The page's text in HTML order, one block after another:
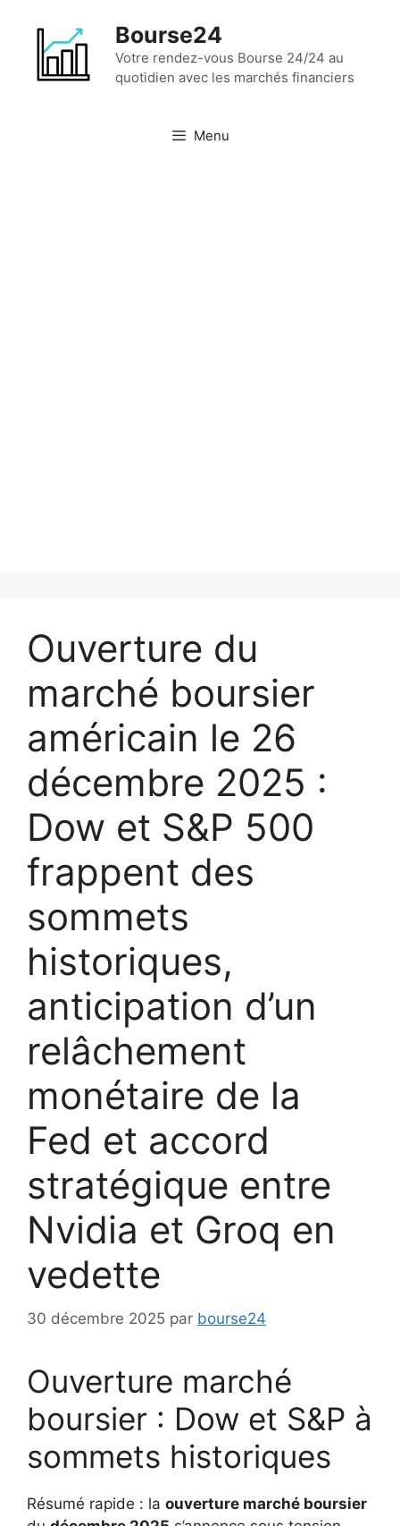
contenu
Bourse24
Votre rendez-vous Bourse 24/24 au
quotidien avec les marchés financiers
Menu
Ouverture du
marché boursier
américain le 26
décembre 2025 :
Dow et S&P 500
frappent des
sommets
historiques,
anticipation d’un
relâchement
monétaire de la
Fed et accord
stratégique entre
Nvidia et Groq en
vedette
30 décembre 2025 par bourse24
Ouverture marché
boursier : Dow et S&P à
sommets historiques
Résumé rapide : la ouverture marché boursier